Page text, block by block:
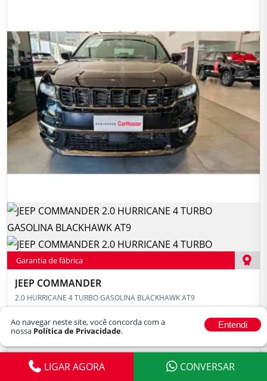
Garantia de fábrica
JEEP COMMANDER
2.0 HURRICANE 4 TURBO GASOLINA BLACKHAWK AT9
GASOLINA
19.376 km
R$ 232.990
215.990
Ver detalhes
LIGAR AGORA CONVERSAR
Ao navegar neste site, você concorda com a
nossa Política de Privacidade.
Entendi